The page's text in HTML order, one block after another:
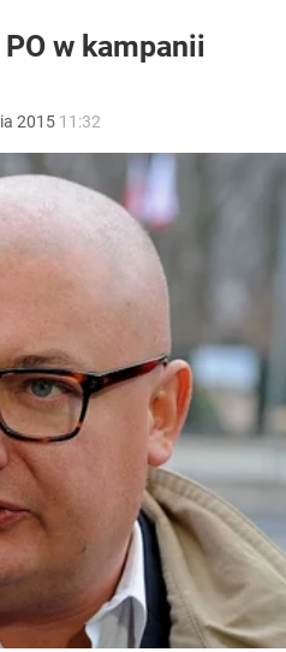
w kampanii
2015 11:32